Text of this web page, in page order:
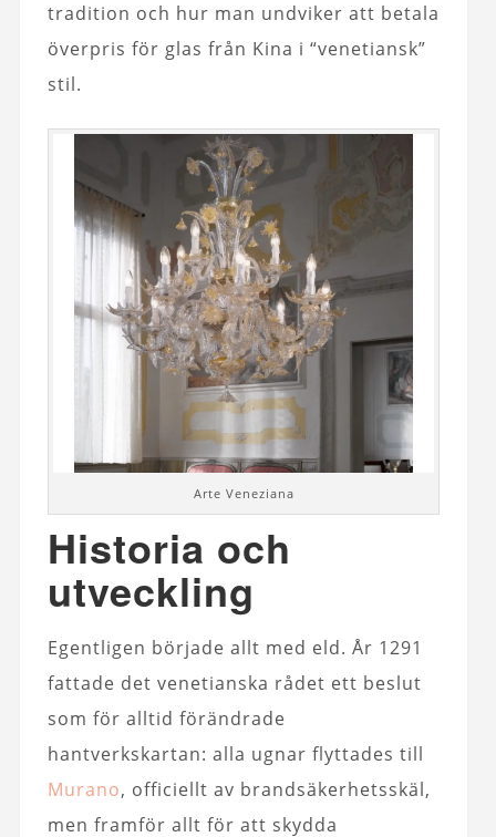
tradition och hur man undviker att betala
överpris för glas från Kina i “venetiansk”
stil.
Arte Veneziana
Historia och
utveckling
Egentligen började allt med eld. År 1291
fattade det venetianska rådet ett beslut
som för alltid förändrade
hantverkskartan: alla ugnar flyttades till
Murano, officiellt av brandsäkerhetsskäl,
men framför allt för att skydda